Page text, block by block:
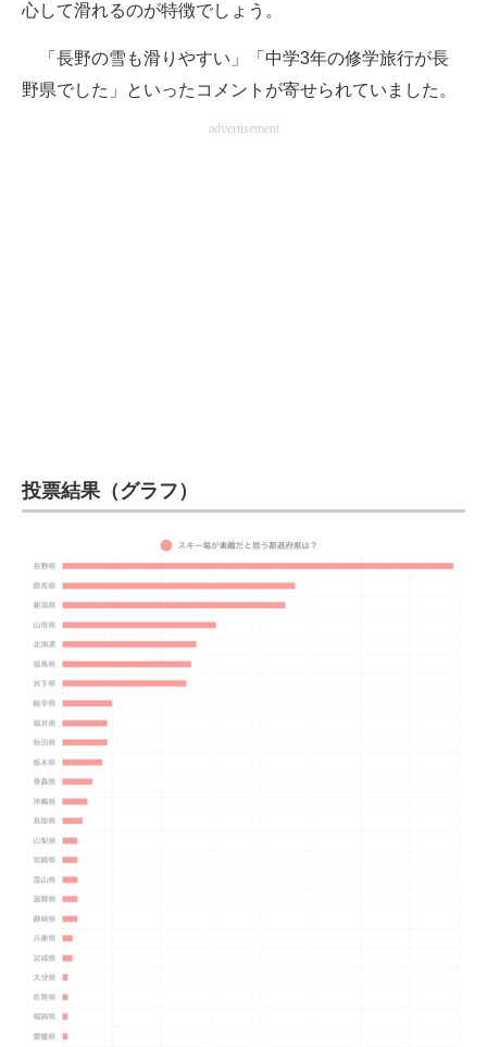
心して滑れるのが特徴でしょう。
「長野の雪も滑りやすい」「中学3年の修学旅行が長
野県でした」といったコメントが寄せられていました。
advertisement
投票結果（グラフ）